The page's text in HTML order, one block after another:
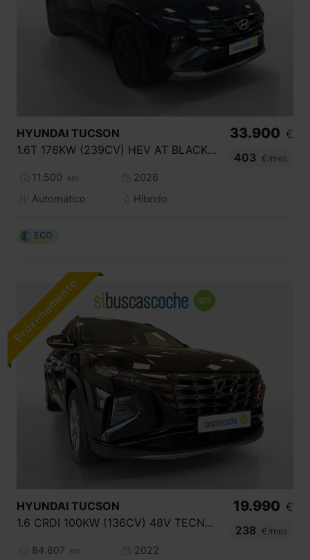
HYUNDAI TUCSON
1.6T 176KW (239CV) HEV AT BLACK LINE
11.500 km
2026
Automático
Híbrido
33.900 €
403
€/mes
ECO
HYUNDAI TUCSON
1.6 CRDI 100KW (136CV) 48V TECNO 2C
84.807 km
2022
19.990 €
238
€/mes